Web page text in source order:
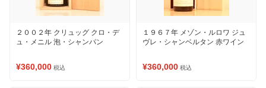
２００２年 クリュッグ クロ・デ
ュ・メニル 泡・シャンパン
¥360,000 税込
１９６７年 メゾン・ルロワ ジュ
ヴレ・シャンベルタン 赤ワイン
¥360,000 税込